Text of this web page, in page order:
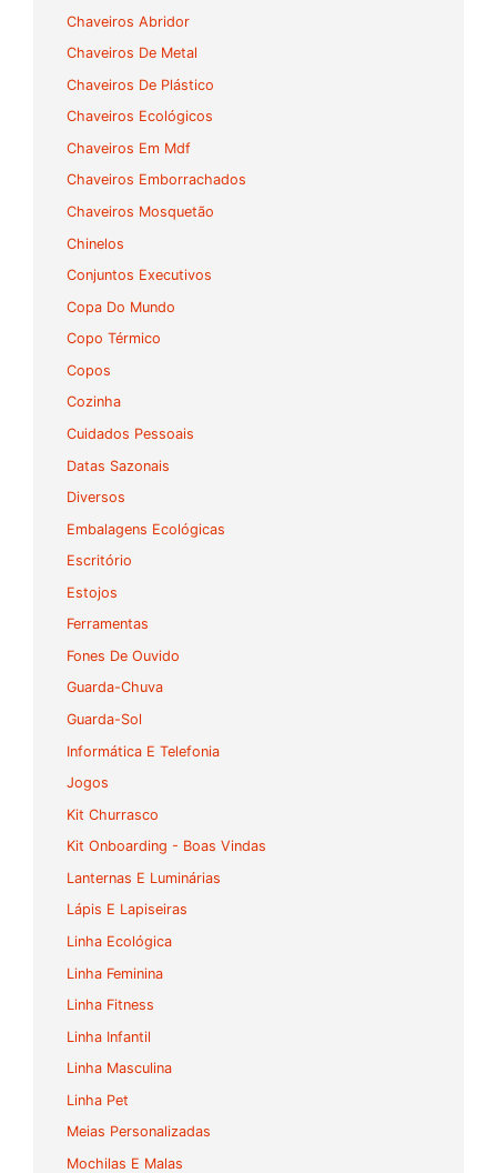
Chaveiros Abridor
Chaveiros De Metal
Chaveiros De Plástico
Chaveiros Ecológicos
Chaveiros Em Mdf
Chaveiros Emborrachados
Chaveiros Mosquetão
Chinelos
Conjuntos Executivos
Copa Do Mundo
Copo Térmico
Copos
Cozinha
Cuidados Pessoais
Datas Sazonais
Diversos
Embalagens Ecológicas
Escritório
Estojos
Ferramentas
Fones De Ouvido
Guarda-Chuva
Guarda-Sol
Informática E Telefonia
Jogos
Kit Churrasco
Kit Onboarding - Boas Vindas
Lanternas E Luminárias
Lápis E Lapiseiras
Linha Ecológica
Linha Feminina
Linha Fitness
Linha Infantil
Linha Masculina
Linha Pet
Meias Personalizadas
Mochilas E Malas